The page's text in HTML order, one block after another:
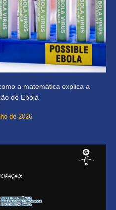
a matemática explica a
do Ebola
de 2026